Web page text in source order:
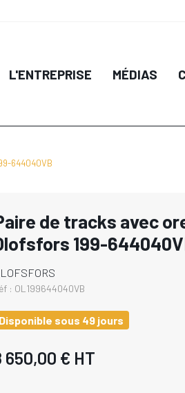
L'ENTREPRISE MÉDIAS
644040VB
de tracks avec
199-
: OL199644040VB
Disponible sous 49 jours
650,00 € HT